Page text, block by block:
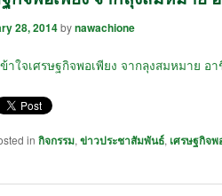
28, 2014bynawachione
ข้าใจเศรษฐกิจพอเพียง จากลุงสมหมาย อ
inกิจกรรม,ข่าวประชาสัมพันธ์, เศรษฐกิจพ